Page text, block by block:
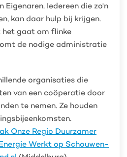
Eigenaren. Iedereen die zo'n
kan daar hulp bij krijgen.
het gaat om flinke
de nodige administratie
organisaties die
van een coöperatie door
te nemen. Ze houden
Onze Regio Duurzamer
Werkt op Schouwen-